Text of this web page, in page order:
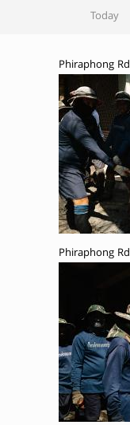
Today
Phiraphong Rd
Phiraphong Rd